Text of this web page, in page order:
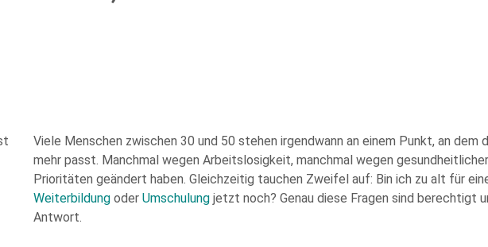
Viele Menschen zwischen 30 und 50 stehen irgendwann an einem Punkt, an dem
mehr passt. Manchmal wegen Arbeitslosigkeit, manchmal wegen
Prioritäten geändert haben. Gleichzeitig tauchen Zweifel auf: Bin ich zu alt für
Weiterbildung oderUmschulung jetzt noch? Genau diese Fragen sind berechtigt
Antwort.
leave
this
field
empty.